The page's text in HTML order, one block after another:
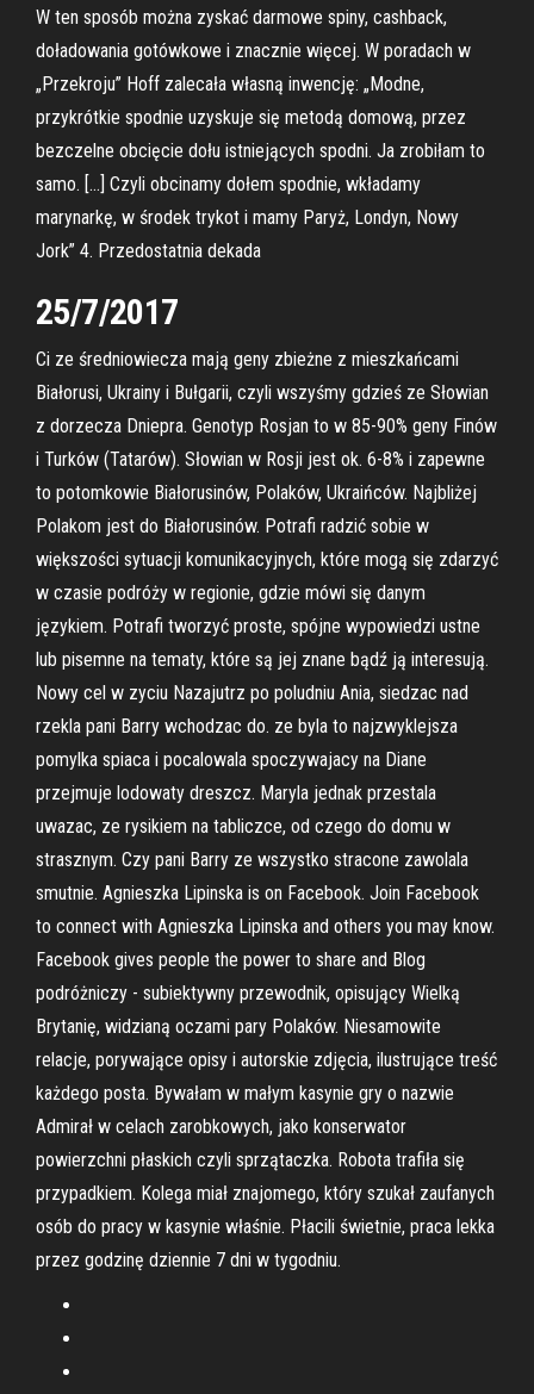
W ten sposób można zyskać darmowe spiny, cashback,
doładowania gotówkowe i znacznie więcej. W poradach w
„Przekroju” Hoff zalecała własną inwencję: „Modne,
przykrótkie spodnie uzyskuje się metodą domową, przez
bezczelne obcięcie dołu istniejących spodni. Ja zrobiłam to
samo. […] Czyli obcinamy dołem spodnie, wkładamy
marynarkę, w środek trykot i mamy Paryż, Londyn, Nowy
Jork” 4. Przedostatnia dekada
25/7/2017
Ci ze średniowiecza mają geny zbieżne z mieszkańcami
Białorusi, Ukrainy i Bułgarii, czyli wszyśmy gdzieś ze Słowian
z dorzecza Dniepra. Genotyp Rosjan to w 85-90% geny Finów
i Turków (Tatarów). Słowian w Rosji jest ok. 6-8% i zapewne
to potomkowie Białorusinów, Polaków, Ukraińców. Najbliżej
Polakom jest do Białorusinów. Potrafi radzić sobie w
większości sytuacji komunikacyjnych, które mogą się zdarzyć
w czasie podróży w regionie, gdzie mówi się danym
językiem. Potrafi tworzyć proste, spójne wypowiedzi ustne
lub pisemne na tematy, które są jej znane bądź ją interesują.
Nowy cel w zyciu Nazajutrz po poludniu Ania, siedzac nad
rzekla pani Barry wchodzac do. ze byla to najzwyklejsza
pomylka spiaca i pocalowala spoczywajacy na Diane
przejmuje lodowaty dreszcz. Maryla jednak przestala
uwazac, ze rysikiem na tabliczce, od czego do domu w
strasznym. Czy pani Barry ze wszystko stracone zawolala
smutnie. Agnieszka Lipinska is on Facebook. Join Facebook
to connect with Agnieszka Lipinska and others you may know.
Facebook gives people the power to share and Blog
podróżniczy - subiektywny przewodnik, opisujący Wielką
Brytanię, widzianą oczami pary Polaków. Niesamowite
relacje, porywające opisy i autorskie zdjęcia, ilustrujące treść
każdego posta. Bywałam w małym kasynie gry o nazwie
Admirał w celach zarobkowych, jako konserwator
powierzchni płaskich czyli sprzątaczka. Robota trafiła się
przypadkiem. Kolega miał znajomego, który szukał zaufanych
osób do pracy w kasynie właśnie. Płacili świetnie, praca lekka
przez godzinę dziennie 7 dni w tygodniu.